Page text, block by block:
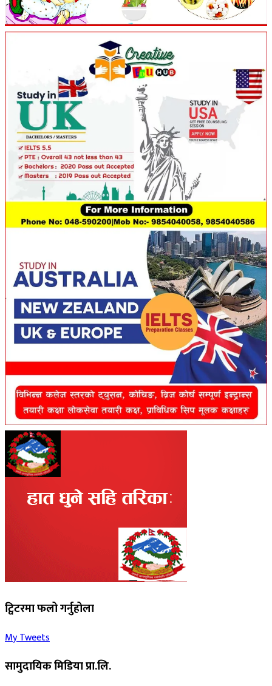
ट्विटरमा फलो गर्नुहोला
My Tweets
सामुदायिक मिडिया प्रा.लि.